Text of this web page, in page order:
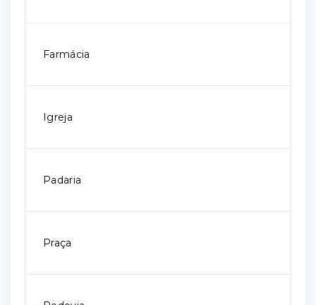
Farmácia
Igreja
Padaria
Praça